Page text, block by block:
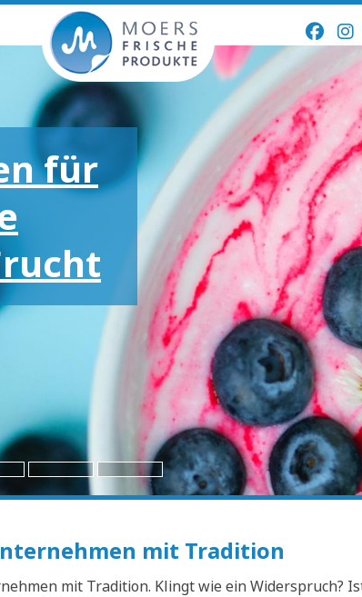
für
mit Tradition
mit Tradition. Klingt wie ein Widerspruch?